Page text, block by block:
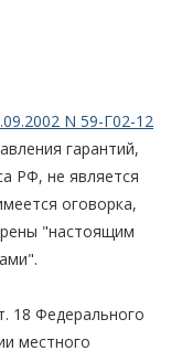
N 59-Г02-12
гарантий,
РФ, не является
оговорка,
"настоящим
18 Федерального
местного